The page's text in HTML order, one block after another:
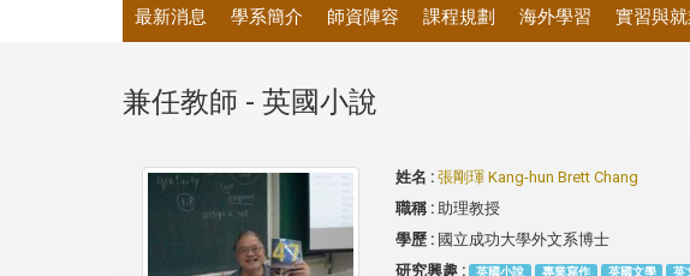
最新消息 學系簡介 師資陣容 課程規劃 海外學習 實習與
兼任教師 - 英國小說
姓名 :張剛琿 Kang-hun Brett Chang
職稱 :助理教授
學歷 : 國立成功大學外文系博士
研究興趣 : 英國小說 專業寫作 英國文學 英